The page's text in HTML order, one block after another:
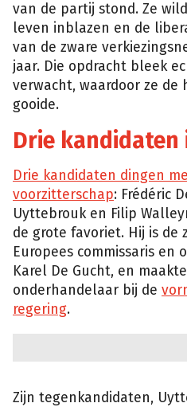
van de partij stond. Ze
leven inblazen en de
van de zware
jaar. Die opdracht bleek
verwacht, waardoor ze de
gooide.
Drie
Drie kandidaten dingen
voorzitterschap: Frédéric
Uyttebrouk en Filip
de grote favoriet. Hij is de
Europees commissaris
Karel De Gucht, en
onderhandelaar bij de
regering.
Zijn tegenkandidaten,